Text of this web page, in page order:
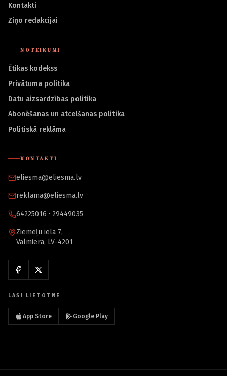
Kontakti
Ziņo redakcijai
NOTEIKUMI
Ētikas kodekss
Privātuma politika
Datu aizsardzības politika
Abonēšanas un atcelšanas politika
Politiskā reklāma
KONTAKTI
eliesma@eliesma.lv
reklama@eliesma.lv
64225016 · 29449035
Ziemeļu iela 7,
Valmiera, LV-4201
LASI LIETOTNĒ
App Store Google Play